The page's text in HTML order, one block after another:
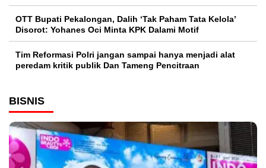
OTT Bupati Pekalongan, Dalih ‘Tak Paham Tata Kelola’
Disorot: Yohanes Oci Minta KPK Dalami Motif
Tim Reformasi Polri jangan sampai hanya menjadi alat
peredam kritik publik Dan Tameng Pencitraan
BISNIS